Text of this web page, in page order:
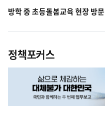
방학 중 초등돌봄교육 현장 방문
정책포커스